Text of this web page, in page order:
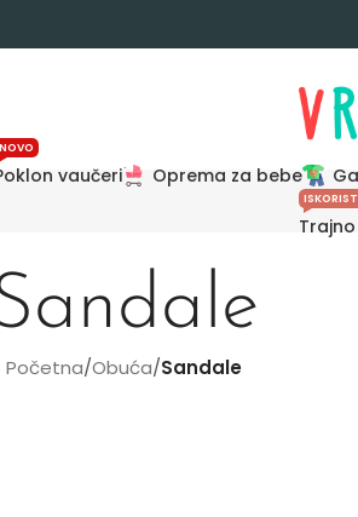
vaučeri
NOVO
Oprema za bebe
Početna/Obuća/Sandale